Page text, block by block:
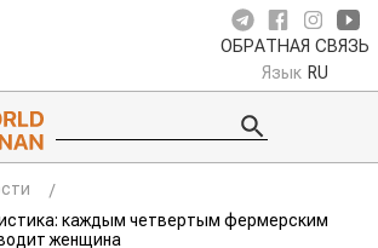
ОБРАТНАЯ СВЯЗЬ
Язык RU
каждым четвертым фермерским
женщина